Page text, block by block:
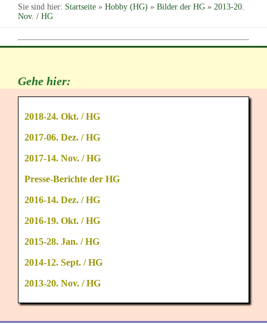
Sie sind hier: Startseite » Hobby (HG) » Bilder der HG » 2013-20.
Nov. / HG
Gehe hier:
2018-24. Okt. / HG
2017-06. Dez. / HG
2017-14. Nov. / HG
Presse-Berichte der HG
2016-14. Dez. / HG
2016-19. Okt. / HG
2015-28. Jan. / HG
2014-12. Sept. / HG
2013-20. Nov. / HG